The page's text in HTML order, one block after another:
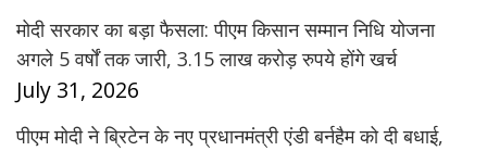
मोदी सरकार का बड़ा फैसला: पीएम किसान सम्मान निधि योजना
अगले 5 वर्षों तक जारी, 3.15 लाख करोड़ रुपये होंगे खर्च
July 31, 2026
पीएम मोदी ने ब्रिटेन के नए प्रधानमंत्री एंडी बर्नहैम को दी बधाई,